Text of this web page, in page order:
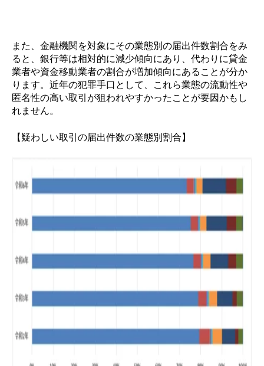
また、金融機関を対象にその業態別の届出件数割合をみ
ると、銀行等は相対的に減少傾向にあり、代わりに貸金
業者や資金移動業者の割合が増加傾向にあることが分か
ります。近年の犯罪手口として、これら業態の流動性や
匿名性の高い取引が狙われやすかったことが要因かもし
れません。
【疑わしい取引の届出件数の業態別割合】